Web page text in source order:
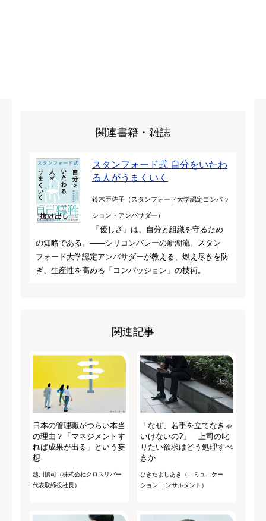
関連書籍・雑誌
スタンフォード式 自分をいたわ
る人がうまくいく
鈴木亜佐子（スタンフォード大学認定コンパッ
ション・アンバサダー）
「優しさ」は、自分と組織を守るため
の知略である。――シリコンバレーの新潮流。スタン
フォード大学認定アンバサダーが教える、燃え尽きを防
ぎ、生産性を高める「コンパッション」の技術。
関連記事
日本の管理職がつらい本当
の理由？「マネジメントす
れば成果が出る」という妄
想
越川慎司（株式会社クロスリバー
代表取締役社長）
「なぜ、若手を立てなきゃ
いけないの?」 上司の叱
りたい欲求はどう処理すべ
きか
ひきたよしあき（コミュニケー
ション コンサルタント）